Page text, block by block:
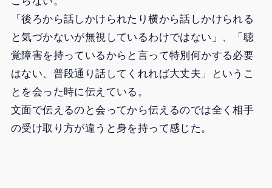
「後ろから話しかけられたり横から話しかけられる
と気づかないが無視しているわけではない」、「聴
覚障害を持っているからと言って特別何かする必要
はない、普段通り話してくれれば大丈夫」というこ
とを会った時に伝えている。
文面で伝えるのと会ってから伝えるのでは全く相手
の受け取り方が違うと身を持って感じた。